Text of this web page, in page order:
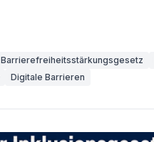
Barrierefreiheitsstärkungsgesetz
Digitale Barrieren